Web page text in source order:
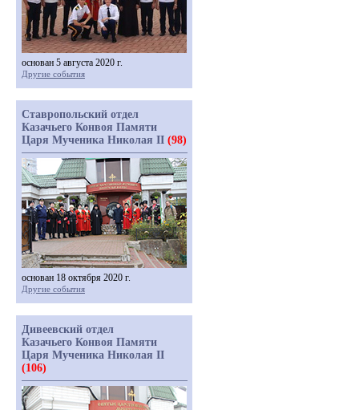
основан 5 августа 2020 г.
Другие события
Ставропольский отдел
Казачьего Конвоя Памяти
Царя Мученика Николая II (98)
основан 18 октября 2020 г.
Другие события
Дивеевский отдел
Казачьего Конвоя Памяти
Царя Мученика Николая II
(106)